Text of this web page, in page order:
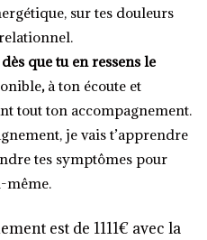
sur tes douleurs
dès que tu en ressens le
,à ton écoute et
tout ton accompagnement.
je vais t’apprendre
tes symptômes pour
même.
est de 1111€ avec la